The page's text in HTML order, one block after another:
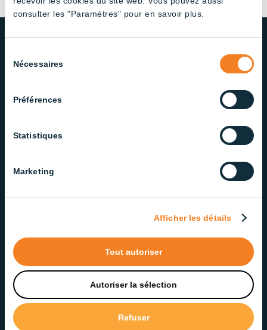
consulter les "Paramètres" pour en savoir plus.
duNécessaires
Préférences
Statistiques
Marketing
Afficher les détails
Tout autoriser
Autoriser la sélection
Refuser
NOTRE ENGAGEMENT ENVERS
Fière d’offrir des solutions d’éclairage fiables et de
service exceptionnel à chaque étape.
Contactez notre service à la clientèle
PRODUITS PAR APPLICATION